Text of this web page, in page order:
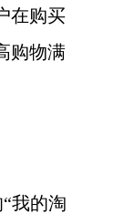
在购买
购物满
我的淘